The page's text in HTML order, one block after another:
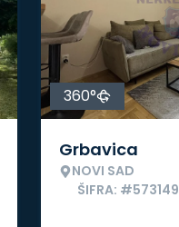
360°
Grbavica
NOVI SAD
ŠIFRA: #573149